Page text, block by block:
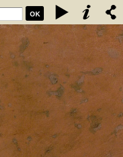
OK
lequel on traite de
de ses effets sur
médico & nutritivo-
de pratique de l'appliquer
d'un électro-végétometre .
Bertholon, de S. Lazare,